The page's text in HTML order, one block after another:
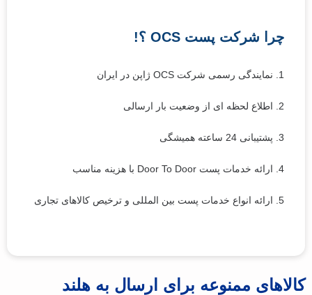
چرا شرکت پست OCS ؟!
1. نمایندگی رسمی شرکت OCS ژاپن در ایران
2. اطلاع لحظه ای از وضعیت بار ارسالی
3. پشتیبانی 24 ساعته همیشگی
4. ارائه خدمات پست Door To Door با هزینه مناسب
5. ارائه انواع خدمات پست بین المللی و ترخیص کالاهای تجاری
کالاهای ممنوعه برای ارسال به هلند